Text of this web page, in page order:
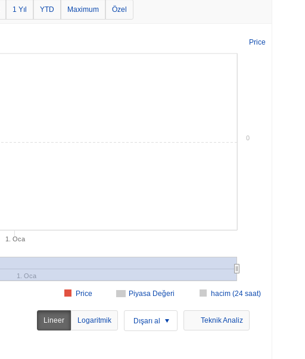
1 Yıl YTD Maximum Özel
Price
Piyasa Değeri hacim (24 saat)
Price
1. Oca
1. Oca
0
Lineer Logaritmik Dışarı al Teknik Analiz